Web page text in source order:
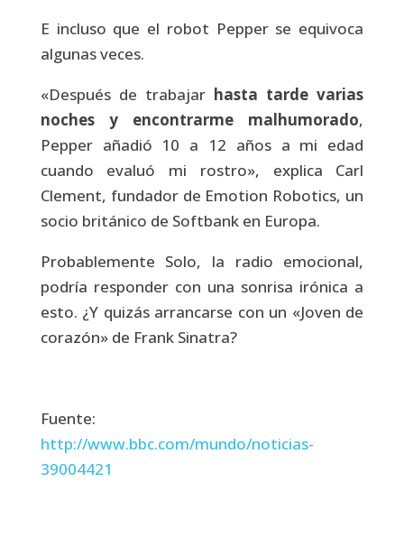
E incluso que el robot Pepper se equivoca
algunas veces.
«Después de trabajar hasta tarde varias
noches y encontrarme
malhumorado,
Pepper añadió 10 a 12 años a mi edad
cuando evaluó mi rostro», explica Carl
Clement, fundador de Emotion Robotics, un
socio británico de Softbank en Europa.
Probablemente Solo, la radio emocional,
podría responder con una sonrisa irónica a
esto. ¿Y quizás arrancarse con un «Joven de
corazón» de Frank Sinatra?
Fuente:
http://www.bbc.com/mundo/noticias-
39004421